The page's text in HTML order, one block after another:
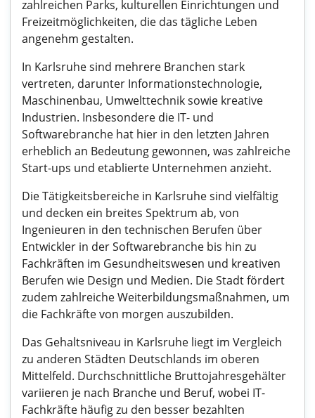
zahlreichen Parks, kulturellen Einrichtungen und
Freizeitmöglichkeiten, die das tägliche Leben
angenehm gestalten.
In Karlsruhe sind mehrere Branchen stark
vertreten, darunter Informationstechnologie,
Maschinenbau, Umwelttechnik sowie kreative
Industrien. Insbesondere die IT- und
Softwarebranche hat hier in den letzten Jahren
erheblich an Bedeutung gewonnen, was zahlreiche
Start-ups und etablierte Unternehmen anzieht.
Die Tätigkeitsbereiche in Karlsruhe sind vielfältig
und decken ein breites Spektrum ab, von
Ingenieuren in den technischen Berufen über
Entwickler in der Softwarebranche bis hin zu
Fachkräften im Gesundheitswesen und kreativen
Berufen wie Design und Medien. Die Stadt fördert
zudem zahlreiche Weiterbildungsmaßnahmen, um
die Fachkräfte von morgen auszubilden.
Das Gehaltsniveau in Karlsruhe liegt im Vergleich
zu anderen Städten Deutschlands im oberen
Mittelfeld. Durchschnittliche Bruttojahresgehälter
variieren je nach Branche und Beruf, wobei IT-
Fachkräfte häufig zu den besser bezahlten